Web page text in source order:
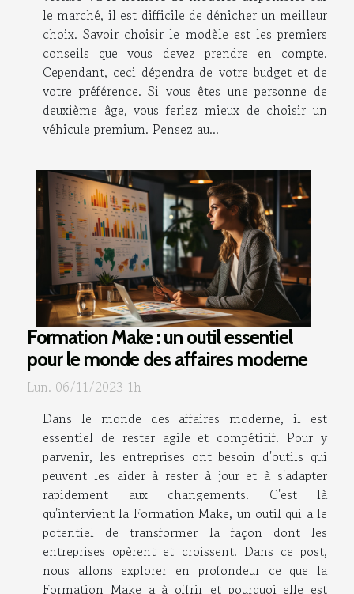
le marché, il est difficile de dénicher un meilleur
choix. Savoir choisir le modèle est les premiers
conseils que vous devez prendre en compte.
Cependant, ceci dépendra de votre budget et de
votre préférence. Si vous êtes une personne de
deuxième âge, vous feriez mieux de choisir un
véhicule premium. Pensez au...
Formation Make : un outil essentiel
pour le monde des affaires moderne
Lun. 06/11/2023 1h
Dans le monde des affaires moderne, il est
essentiel de rester agile et compétitif. Pour y
parvenir, les entreprises ont besoin d'outils qui
peuvent les aider à rester à jour et à s'adapter
rapidement aux changements. C'est là
qu'intervient la Formation Make, un outil qui a le
potentiel de transformer la façon dont les
entreprises opèrent et croissent. Dans ce post,
nous allons explorer en profondeur ce que la
Formation Make a à offrir et pourquoi elle est